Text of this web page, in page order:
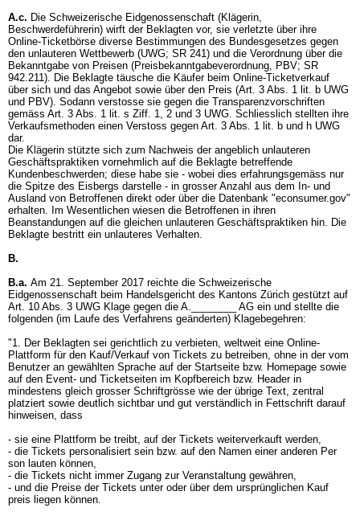
A.c. Die Schweizerische Eidgenossenschaft (Klägerin,
Beschwerdeführerin) wirft der Beklagten vor, sie verletzte über ihre
Online-Ticketbörse diverse Bestimmungen des Bundesgesetzes gegen
den unlauteren Wettbewerb (UWG; SR 241) und die Verordnung über die
Bekanntgabe von Preisen (Preisbekanntgabeverordnung, PBV; SR
942.211). Die Beklagte täusche die Käufer beim Online-Ticketverkauf
über sich und das Angebot sowie über den Preis (Art. 3 Abs. 1 lit. b UWG
und PBV). Sodann verstosse sie gegen die Transparenzvorschriften
gemäss Art. 3 Abs. 1 lit. s Ziff. 1, 2 und 3 UWG. Schliesslich stellten ihre
Verkaufsmethoden einen Verstoss gegen Art. 3 Abs. 1 lit. b und h UWG
dar.
Die Klägerin stützte sich zum Nachweis der angeblich unlauteren
Geschäftspraktiken vornehmlich auf die Beklagte betreffende
Kundenbeschwerden; diese habe sie - wobei dies erfahrungsgemäss nur
die Spitze des Eisbergs darstelle - in grosser Anzahl aus dem In- und
Ausland von Betroffenen direkt oder über die Datenbank "econsumer.gov"
erhalten. Im Wesentlichen wiesen die Betroffenen in ihren
Beanstandungen auf die gleichen unlauteren Geschäftspraktiken hin. Die
Beklagte bestritt ein unlauteres Verhalten.
B.
B.a. Am 21. September 2017 reichte die Schweizerische
Eidgenossenschaft beim Handelsgericht des Kantons Zürich gestützt auf
Art. 10 Abs. 3 UWG Klage gegen die A.________ AG ein und stellte die
folgenden (im Laufe des Verfahrens geänderten) Klagebegehren:
"1. Der Beklagten sei gerichtlich zu verbieten, weltweit eine Online-
Plattform für den Kauf/Verkauf von Tickets zu betreiben, ohne in der vom
Benutzer an gewählten Sprache auf der Startseite bzw. Homepage sowie
auf den Event- und Ticketseiten im Kopfbereich bzw. Header in
mindestens gleich grosser Schriftgrösse wie der übrige Text, zentral
platziert sowie deutlich sichtbar und gut verständlich in Fettschrift darauf
hinweisen, dass
- sie eine Plattform be treibt, auf der Tickets weiterverkauft werden,
- die Tickets personalisiert sein bzw. auf den Namen einer anderen Per
son lauten können,
- die Tickets nicht immer Zugang zur Veranstaltung gewähren,
- und die Preise der Tickets unter oder über dem ursprünglichen Kauf
preis liegen können.